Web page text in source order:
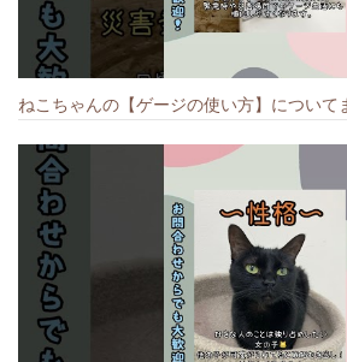
ねこちゃんの【ゲージの使い方】について